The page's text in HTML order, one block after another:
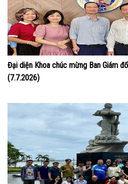
Đại diện Khoa chúc mừng Ban Giám
(7.7.2026)